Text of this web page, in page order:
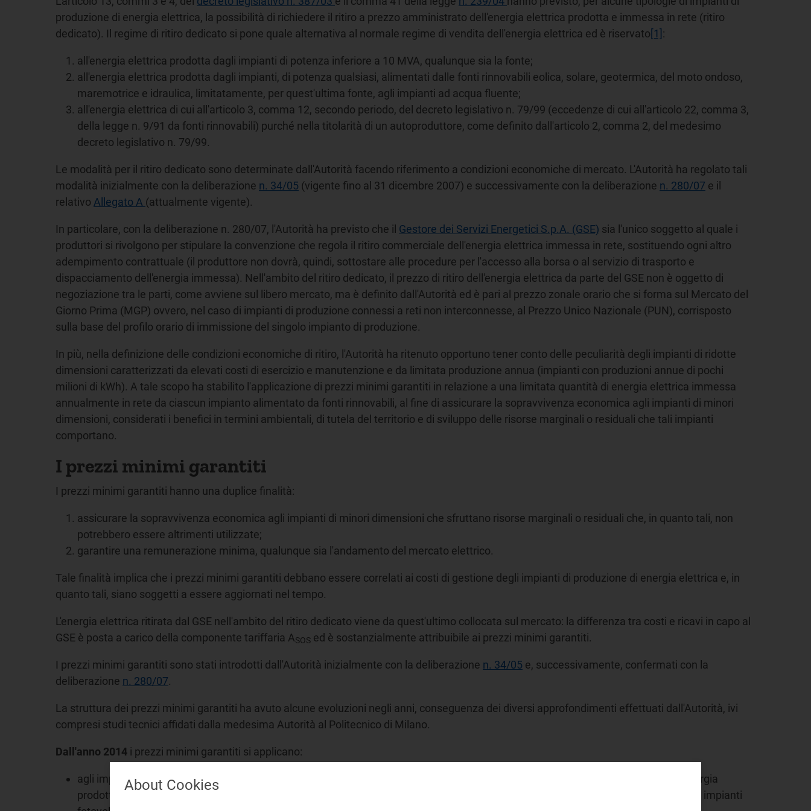
produzione di energia elettrica, la possibilità di richiedere il ritiro a prezzo amministrato dell'energia elettrica prodotta e immessa in rete (ritiro
dedicato). Il regime di ritiro dedicato si pone quale alternativa al normale regime di vendita dell'energia elettrica ed è riservato[1] :
all'energia elettrica prodotta dagli impianti di potenza inferiore a 10 MVA, qualunque sia la fonte;
all'energia elettrica prodotta dagli impianti, di potenza qualsiasi, alimentati dalle fonti rinnovabili eolica, solare, geotermica, del moto ondoso,
maremotrice e idraulica, limitatamente, per quest'ultima fonte, agli impianti ad acqua fluente;
all'energia elettrica di cui all'articolo 3, comma 12, secondo periodo, del decreto legislativo n. 79/99 (eccedenze di cui all'articolo 22, comma 3,
della legge n. 9/91 da fonti rinnovabili) purché nella titolarità di un autoproduttore, come definito dall'articolo 2, comma 2, del medesimo
decreto legislativo n. 79/99.
Le modalità per il ritiro dedicato sono determinate dall'Autorità facendo riferimento a condizioni economiche di mercato. L'Autorità ha regolato tali
modalità inizialmente con la deliberazione n. 34/05 (vigente fino al 31 dicembre 2007) e successivamente con la deliberazione n. 280/07 e il
relativo Allegato A (attualmente vigente).
In particolare, con la deliberazione n. 280/07, l'Autorità ha previsto che il Gestore dei Servizi Energetici S.p.A. (GSE) sia l'unico soggetto al quale i
produttori si rivolgono per stipulare la convenzione che regola il ritiro commerciale dell'energia elettrica immessa in rete, sostituendo ogni altro
adempimento contrattuale (il produttore non dovrà, quindi, sottostare alle procedure per l'accesso alla borsa o al servizio di trasporto e
dispacciamento dell'energia immessa). Nell'ambito del ritiro dedicato, il prezzo di ritiro dell'energia elettrica da parte del GSE non è oggetto di
negoziazione tra le parti, come avviene sul libero mercato, ma è definito dall'Autorità ed è pari al prezzo zonale orario che si forma sul Mercato del
Giorno Prima (MGP) ovvero, nel caso di impianti di produzione connessi a reti non interconnesse, al Prezzo Unico Nazionale (PUN), corrisposto
sulla base del profilo orario di immissione del singolo impianto di produzione.
In più, nella definizione delle condizioni economiche di ritiro, l'Autorità ha ritenuto opportuno tener conto delle peculiarità degli impianti di ridotte
dimensioni caratterizzati da elevati costi di esercizio e manutenzione e da limitata produzione annua (impianti con produzioni annue di pochi
milioni di kWh). A tale scopo ha stabilito l'applicazione di prezzi minimi garantiti in relazione a una limitata quantità di energia elettrica immessa
annualmente in rete da ciascun impianto alimentato da fonti rinnovabili, al fine di assicurare la sopravvivenza economica agli impianti di minori
dimensioni, considerati i benefici in termini ambientali, di tutela del territorio e di sviluppo delle risorse marginali o residuali che tali impianti
comportano.
I prezzi minimi garantiti
I prezzi minimi garantiti hanno una duplice finalità:
assicurare la sopravvivenza economica agli impianti di minori dimensioni che sfruttano risorse marginali o residuali che, in quanto tali, non
potrebbero essere altrimenti utilizzate;
garantire una remunerazione minima, qualunque sia l'andamento del mercato elettrico.
Tale finalità implica che i prezzi minimi garantiti debbano essere correlati ai costi di gestione degli impianti di produzione di energia elettrica e, in
quanto tali, siano soggetti a essere aggiornati nel tempo.
L'energia elettrica ritirata dal GSE nell'ambito del ritiro dedicato viene da quest'ultimo collocata sul mercato: la differenza tra costi e ricavi in capo al
GSE è posta a carico della componente tariffaria ASOS ed è sostanzialmente attribuibile ai prezzi minimi garantiti.
I prezzi minimi garantiti sono stati introdotti dall'Autorità inizialmente con la deliberazione n. 34/05 e, successivamente, confermati con la
deliberazione n. 280/07.
La struttura dei prezzi minimi garantiti ha avuto alcune evoluzioni negli anni, conseguenza dei diversi approfondimenti effettuati dall'Autorità, ivi
compresi studi tecnici affidati dalla medesima Autorità al Politecnico di Milano.
Dall'anno 2014 i prezzi minimi garantiti si applicano:
agli impianti fotovoltaici di potenza nominale fino a 100 kW che accedono alle "incentivazioni a carico delle tariffe elettriche sull'energia
prodotta" (che, a oggi, sono gli incentivi sostituti dei certificati verdi ovvero gli incentivi riconosciuti per l'energia elettrica prodotta da impianti
About Cookies